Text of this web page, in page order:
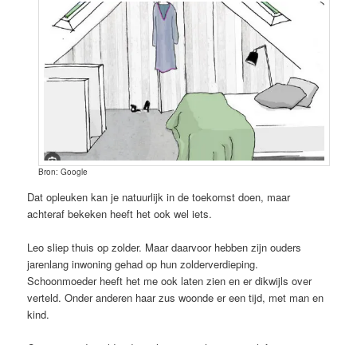
Bron: Google
Dat opleuken kan je natuurlijk in de toekomst doen, maar
achteraf bekeken heeft het ook wel iets.
Leo sliep thuis op zolder. Maar daarvoor hebben zijn ouders
jarenlang inwoning gehad op hun zolderverdieping.
Schoonmoeder heeft het me ook laten zien en er dikwijls over
verteld. Onder anderen haar zus woonde er een tijd, met man en
kind.